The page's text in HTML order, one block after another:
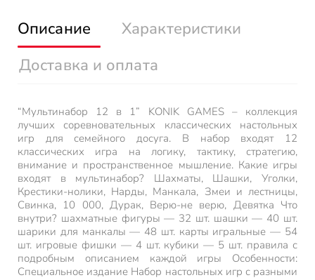
Описание
Характеристики
Доставка и оплата
“Мультинабор 12 в 1” KONIK GAMES – коллекция
лучших соревновательных классических настольных
игр для семейного досуга. В набор входят 12
классических игра на логику, тактику, стратегию,
внимание и пространственное мышление. Какие игры
входят в мультинабор? Шахматы, Шашки, Уголки,
Крестики-нолики, Нарды, Манкала, Змеи и лестницы,
Свинка, 10 000, Дурак, Верю-не верю, Девятка Что
внутри? шахматные фигуры — 32 шт. шашки — 40 шт.
шарики для манкалы — 48 шт. карты игральные — 54
шт. игровые фишки — 4 шт. кубики — 5 шт. правила с
подробным описанием каждой игры Особенности:
Специальное издание Набор настольных игр с разными